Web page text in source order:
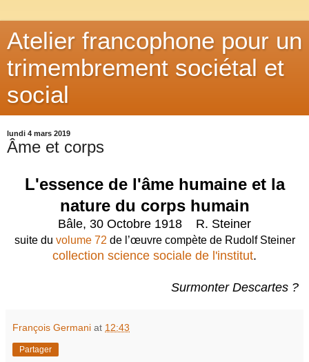
Atelier francophone pour un
trimembrement sociétal et
social
lundi 4 mars 2019
Âme et corps
L'essence de l'âme humaine et la
nature du corps humain
Bâle, 30 Octobre 1918 R. Steiner
suite du volume 72 de l’œuvre compète de Rudolf Steiner
collection science sociale de l'institut.
Surmonter Descartes ?
François Germani at 12:43
Partager